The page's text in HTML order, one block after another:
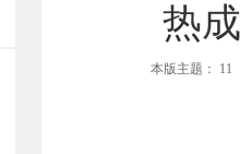
热
本版主题： 11